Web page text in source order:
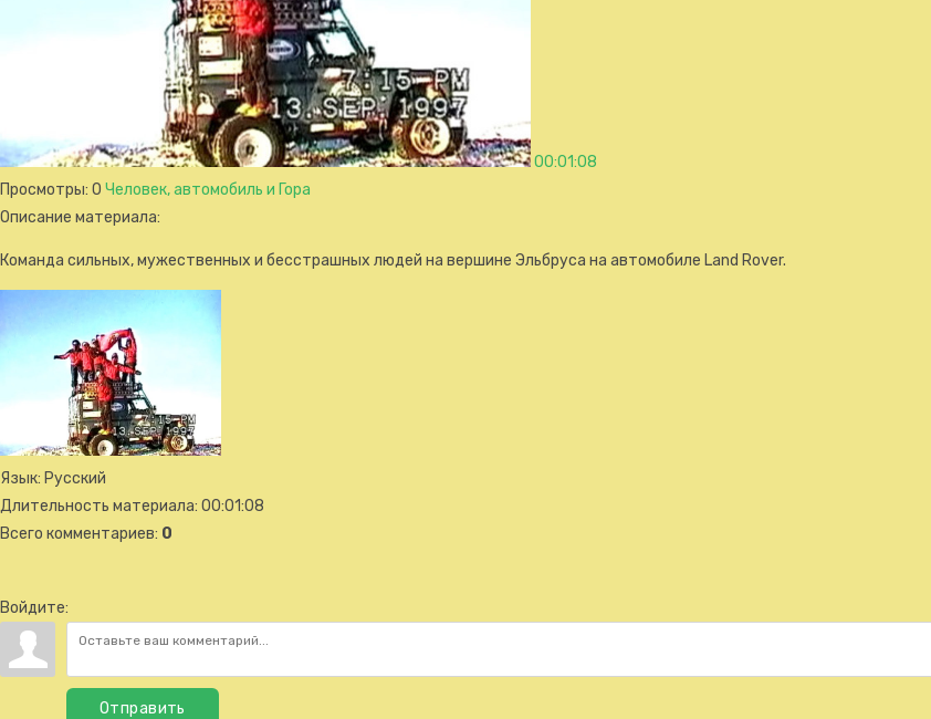
00:01:08
Просмотры: 0 Человек, автомобиль и Гора
Описание материала:
Команда сильных, мужественных и бесстрашных людей на вершине Эльбруса на автомобиле Land Rover.
Язык: Русский
Длительность материала: 00:01:08
Всего комментариев: 0
Войдите:
Отправить